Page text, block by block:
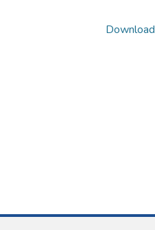
Download